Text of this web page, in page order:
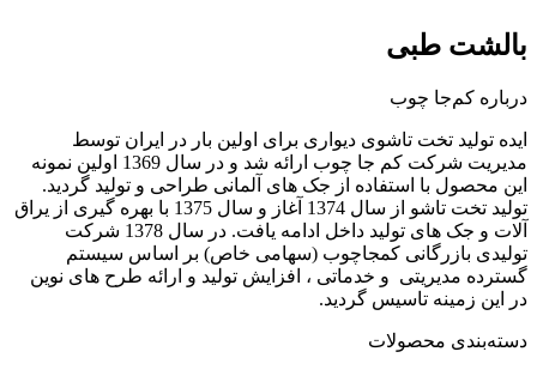
بالشت طبی
درباره کم‌جا چوب
ایده تولید تخت تاشوی دیواری برای اولین بار در ایران توسط
مدیریت شرکت کم جا چوب ارائه شد و در سال 1369 اولین نمونه
این محصول با استفاده از جک های آلمانی طراحی و تولید گردید.
تولید تخت تاشو از سال 1374 آغاز و سال 1375 با بهره گیری از یراق
آلات و جک های تولید داخل ادامه یافت. در سال 1378 شرکت
تولیدی بازرگانی کمجاچوب (سهامی خاص) بر اساس سیستم
گسترده مدیریتی و خدماتی ، افزایش تولید و ارائه طرح های نوین
در این زمینه تاسیس گردید.
دسته‌بندی محصولات